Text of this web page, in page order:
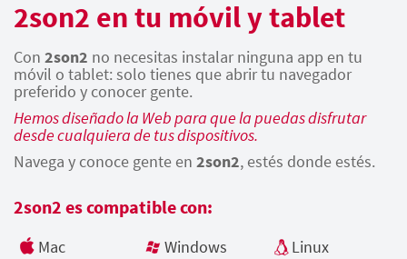
2son2 en tu móvil y tablet
Con 2son2 no necesitas instalar ninguna app en tu
móvil o tablet: solo tienes que abrir tu navegador
preferido y conocer gente.
Hemos diseñado la Web para que la puedas disfrutar
desde cualquiera de tus dispositivos.
Navega y conoce gente en 2son2, estés donde estés.
2son2 es compatible con:
Mac Windows
Linux